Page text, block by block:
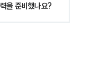
을 준비했나요?